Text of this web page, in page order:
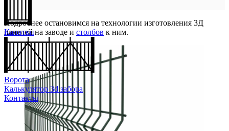
Калитки
Ворота
Калькулятор 3d забора
Контакты
Подробнее остановимся на технологии изготовления 3Д
панелей на заводе и столбов к ним.